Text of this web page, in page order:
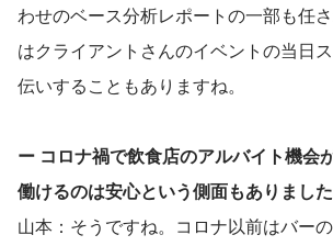
わせのベース分析レポートの一部も任
はクライアントさんのイベントの当日
伝いすることもありますね。
ー コロナ禍で飲食店のアルバイト機会
働けるのは安心という側面もありました
山本：そうですね。コロナ以前はバー